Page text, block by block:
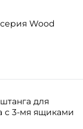
Wood
для
с 3-мя ящиками